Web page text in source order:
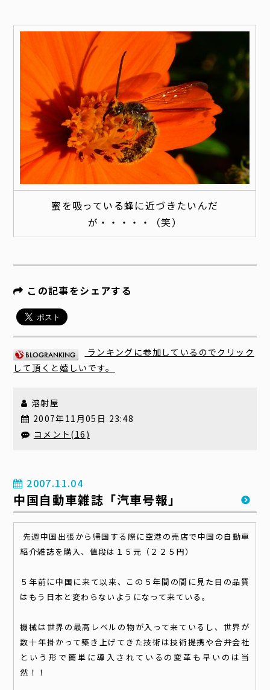
蜜を吸っている蜂に近づきたいんだ
が・・・・・（笑）
この記事をシェアする
ランキングに参加しているのでクリック
して頂くと嬉しいです。
溶射屋
2007年11月05日 23:48
コメント(16)
2007.11.04
中国自動車雑誌「汽車号報」
先週中国出張から帰国する際に空港の売店で中国の自動車
紹介雑誌を購入、値段は１５元（２２５円）
５年前に中国に来て以来、この５年間の間に見た目の品質
はもう日本と変わらないようになって来ている。
機械は世界の最高レベルの物が入って来ているし、世界が
数十年掛かって築き上げてきた技術は技術提携や合弁会社
という形で簡単に導入されているの変革も早いのは当
然！！